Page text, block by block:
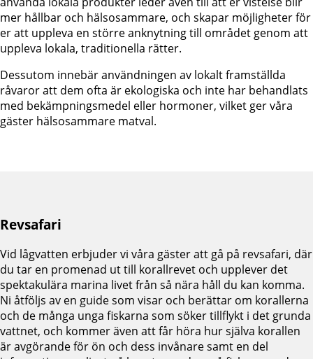
mer hållbar och hälsosammare, och skapar möjligheter för
er att uppleva en större anknytning till området genom att
uppleva lokala, traditionella rätter.
Dessutom innebär användningen av lokalt framställda
råvaror att dem ofta är ekologiska och inte har behandlats
med bekämpningsmedel eller hormoner, vilket ger våra
gäster hälsosammare matval.
Revsafari
Vid lågvatten erbjuder vi våra gäster att gå på revsafari, där
du tar en promenad ut till korallrevet och upplever det
spektakulära marina livet från så nära håll du kan komma.
Ni åtföljs av en guide som visar och berättar om korallerna
och de många unga fiskarna som söker tillflykt i det grunda
vattnet, och kommer även att får höra hur själva korallen
är avgörande för ön och dess invånare samt en del